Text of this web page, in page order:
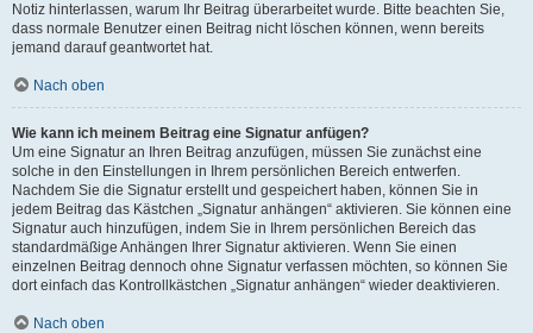
Notiz hinterlassen, warum Ihr Beitrag überarbeitet wurde. Bitte beachten Sie,
dass normale Benutzer einen Beitrag nicht löschen können, wenn bereits
jemand darauf geantwortet hat.
Nach oben
Wie kann ich meinem Beitrag eine Signatur anfügen?
Um eine Signatur an Ihren Beitrag anzufügen, müssen Sie zunächst eine
solche in den Einstellungen in Ihrem persönlichen Bereich entwerfen.
Nachdem Sie die Signatur erstellt und gespeichert haben, können Sie in
jedem Beitrag das Kästchen „Signatur anhängen“ aktivieren. Sie können eine
Signatur auch hinzufügen, indem Sie in Ihrem persönlichen Bereich das
standardmäßige Anhängen Ihrer Signatur aktivieren. Wenn Sie einen
einzelnen Beitrag dennoch ohne Signatur verfassen möchten, so können Sie
dort einfach das Kontrollkästchen „Signatur anhängen“ wieder deaktivieren.
Nach oben